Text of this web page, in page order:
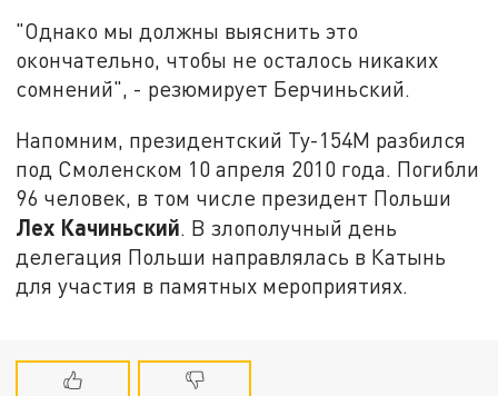
"Однако мы должны выяснить это
окончательно, чтобы не осталось никаких
сомнений", - резюмирует Берчиньский.
Напомним, президентский Ту-154М разбился
под Смоленском 10 апреля 2010 года. Погибли
96 человек, в том числе президент Польши
Лех Качиньский. В злополучный день
делегация Польши направлялась в Катынь
для участия в памятных мероприятиях.